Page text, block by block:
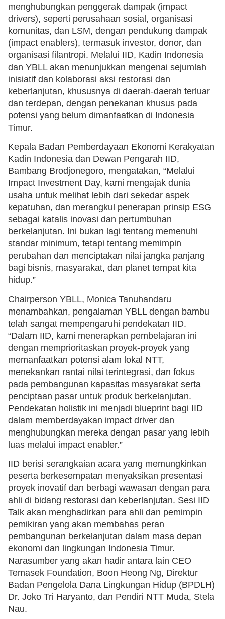
menghubungkan penggerak dampak (impact
drivers), seperti perusahaan sosial, organisasi
komunitas, dan LSM, dengan pendukung dampak
(impact enablers), termasuk investor, donor, dan
organisasi filantropi. Melalui IID, Kadin Indonesia
dan YBLL akan menunjukkan mengenai sejumlah
inisiatif dan kolaborasi aksi restorasi dan
keberlanjutan, khususnya di daerah-daerah terluar
dan terdepan, dengan penekanan khusus pada
potensi yang belum dimanfaatkan di Indonesia
Timur.
Kepala Badan Pemberdayaan Ekonomi Kerakyatan
Kadin Indonesia dan Dewan Pengarah IID,
Bambang Brodjonegoro, mengatakan, “Melalui
Impact Investment Day, kami mengajak dunia
usaha untuk melihat lebih dari sekedar aspek
kepatuhan, dan merangkul penerapan prinsip ESG
sebagai katalis inovasi dan pertumbuhan
berkelanjutan. Ini bukan lagi tentang memenuhi
standar minimum, tetapi tentang memimpin
perubahan dan menciptakan nilai jangka panjang
bagi bisnis, masyarakat, dan planet tempat kita
hidup.”
Chairperson YBLL, Monica Tanuhandaru
menambahkan, pengalaman YBLL dengan bambu
telah sangat mempengaruhi pendekatan IID.
“Dalam IID, kami menerapkan pembelajaran ini
dengan memprioritaskan proyek-proyek yang
memanfaatkan potensi alam lokal NTT,
menekankan rantai nilai terintegrasi, dan fokus
pada pembangunan kapasitas masyarakat serta
penciptaan pasar untuk produk berkelanjutan.
Pendekatan holistik ini menjadi blueprint bagi IID
dalam memberdayakan impact driver dan
menghubungkan mereka dengan pasar yang lebih
luas melalui impact enabler.”
IID berisi serangkaian acara yang memungkinkan
peserta berkesempatan menyaksikan presentasi
proyek inovatif dan berbagi wawasan dengan para
ahli di bidang restorasi dan keberlanjutan. Sesi IID
Talk akan menghadirkan para ahli dan pemimpin
pemikiran yang akan membahas peran
pembangunan berkelanjutan dalam masa depan
ekonomi dan lingkungan Indonesia Timur.
Narasumber yang akan hadir antara lain CEO
Temasek Foundation, Boon Heong Ng, Direktur
Badan Pengelola Dana Lingkungan Hidup (BPDLH)
Dr. Joko Tri Haryanto, dan Pendiri NTT Muda, Stela
Nau.